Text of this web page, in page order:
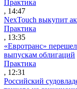
Практика
, 14:47
NexTouch выкупит
Практика
, 13:35
«Евротранс»
выпускам облигаций
Практика
, 12:31
Российский